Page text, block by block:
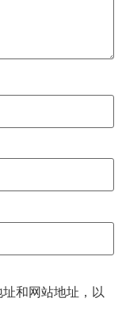
和网站地址，以